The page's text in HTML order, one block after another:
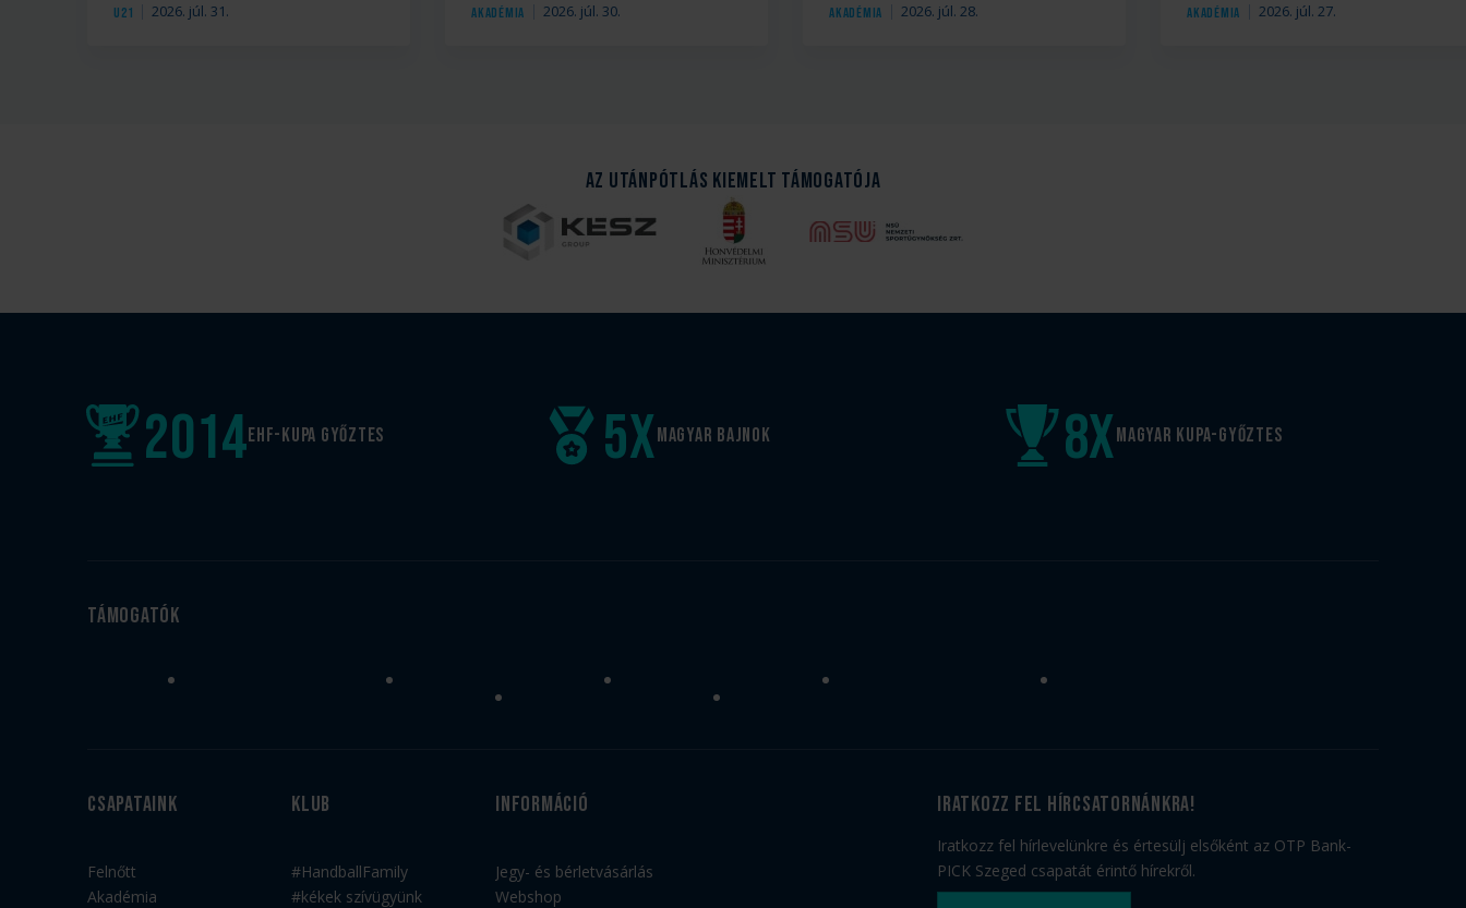
U21 2026. júl. 31. Akadémia 2026. júl. 30. Akadémia 2026. júl. 28. Akadémia 2026. júl. 27.
Az Utánpótlás kiemelt támogatója
EHF-Kupa győztes
2014 Magyar bajnok
5x Magyar kupa-győztes
8x
Támogatók
Csapataink
Felnőtt
Akadémia
Klub
#HandballFamily
#kékek szívügyünk
Információ
Jegy- és bérletvásárlás
Webshop
iratkozz fel hírcsatornánkra!
Iratkozz fel hírlevelünkre és értesülj elsőként az OTP Bank-
PICK Szeged csapatát érintő hírekről.